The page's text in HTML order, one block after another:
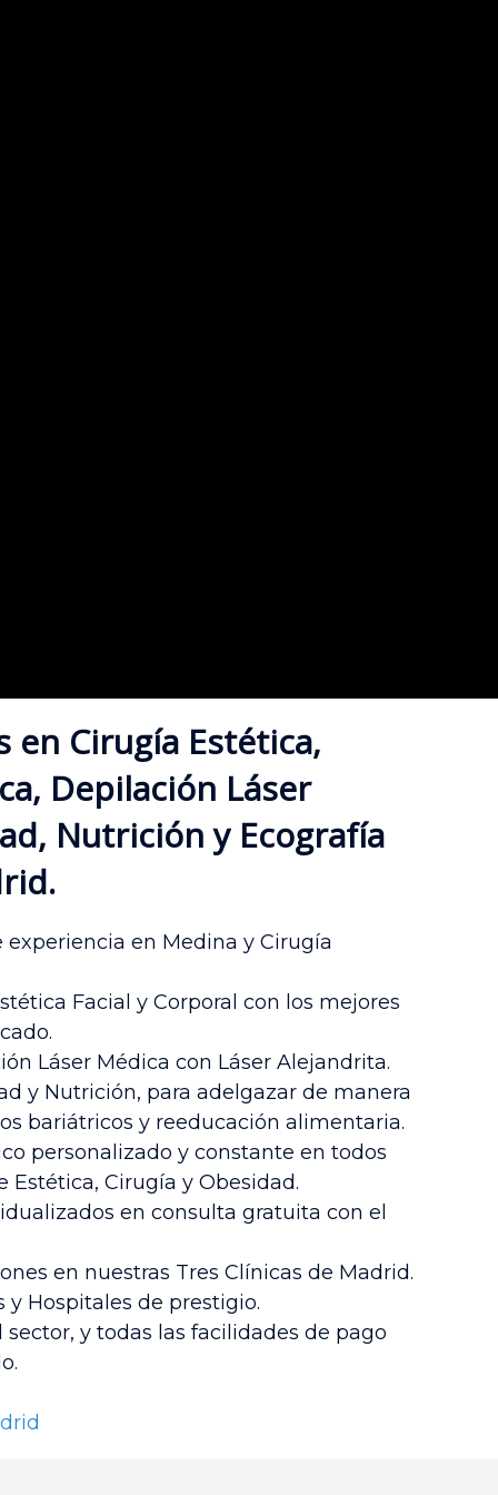
en Cirugía Estética,
Depilación Láser
Nutrición y Ecografía
experiencia en Medina y Cirugía
Facial y Corporal con los mejores
Láser Médica con Láser Alejandrita.
y Nutrición, para adelgazar de manera
bariátricos y reeducación alimentaria.
personalizado y constante en todos
Estética, Cirugía y Obesidad.
en consulta gratuita con el
en nuestras Tres Clínicas de Madrid.
y Hospitales de prestigio.
y todas las facilidades de pago